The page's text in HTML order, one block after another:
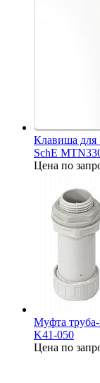
Клавиша для
SchE
Цена по
Муфта
K41-050
Цена по